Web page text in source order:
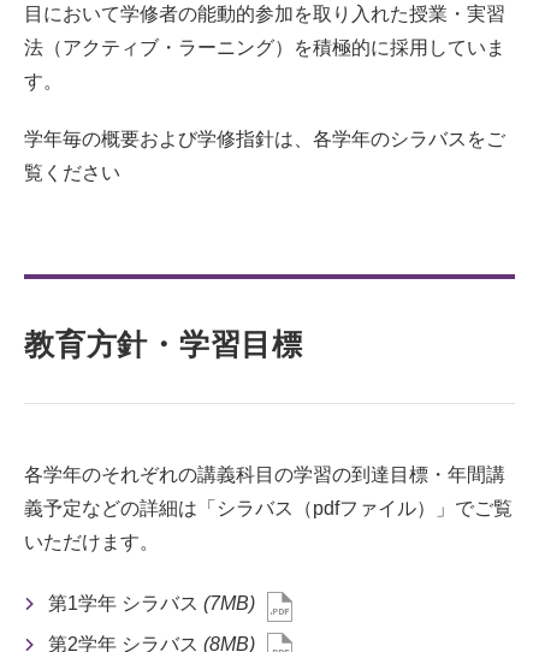
目において学修者の能動的参加を取り入れた授業・実習
法（アクティブ・ラーニング）を積極的に採用していま
す。
学年毎の概要および学修指針は、各学年のシラバスをご
覧ください
教育方針・学習目標
各学年のそれぞれの講義科目の学習の到達目標・年間講
義予定などの詳細は「シラバス（pdfファイル）」でご覧
いただけます。
第1学年 シラバス (7MB)
第2学年 シラバス (8MB)